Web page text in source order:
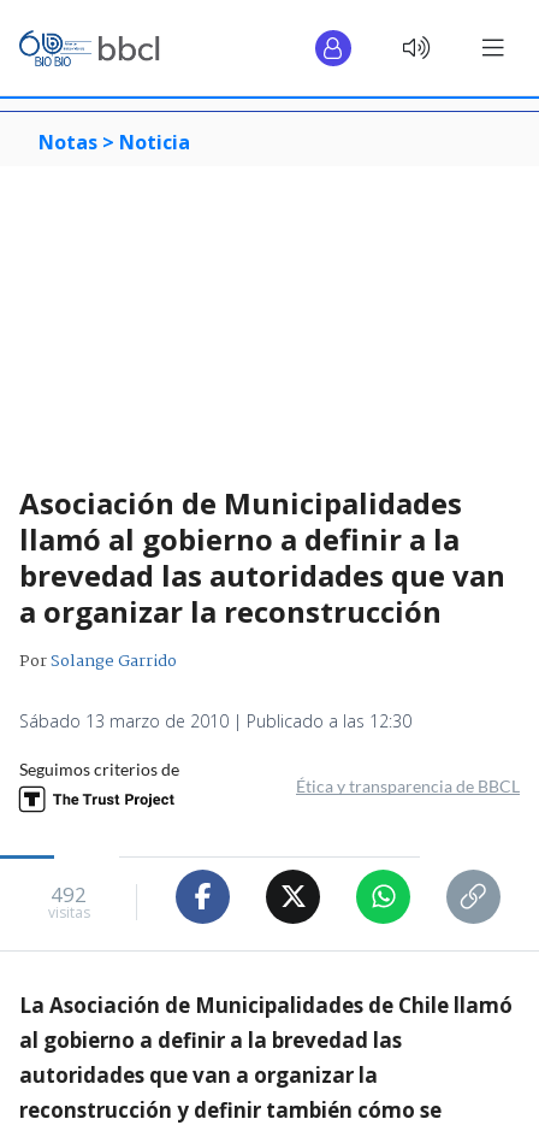
Notas > Noticia
Asociación de Municipalidades
llamó al gobierno a definir a la
brevedad las autoridades que van
a organizar la reconstrucción
PorSolange Garrido
Sábado 13 marzo de 2010 | Publicado a las 12:30
Seguimos criterios de
Ética y transparencia de BBCL
492
visitas
La Asociación de Municipalidades de Chile llamó
al gobierno a definir a la brevedad las
autoridades que van a organizar la
reconstrucción y definir también cómo se